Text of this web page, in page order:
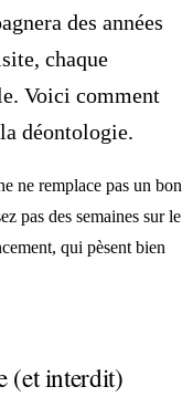
des années
chaque
Voici comment
déontologie.
ne remplace pas un bon
pas des semaines sur le
qui pèsent bien
(et interdit)